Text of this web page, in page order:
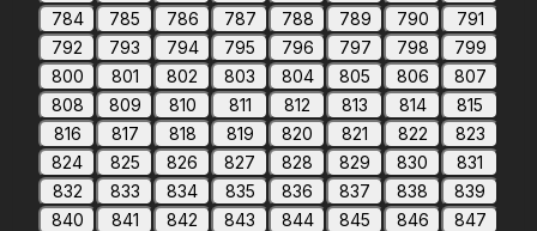
784
785 786 787 788 789 790
791
792
793 794 795 796 797 798
799
800
801 802 803 804 805 806
807
808
809 810 811 812 813 814
815
816
817 818 819 820 821 822
823
824
825 826 827 828 829 830
831
832
833 834 835 836 837 838
839
840
841 842 843 844 845 846
847